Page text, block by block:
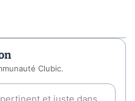
Clubic.